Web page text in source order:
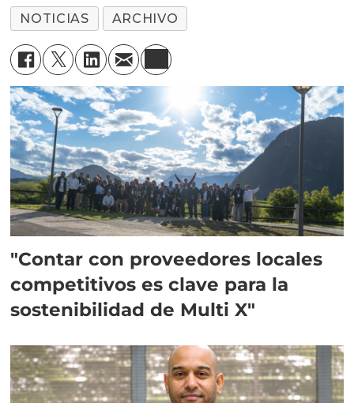
NOTICIAS ARCHIVO
"Contar con proveedores locales
competitivos es clave para la
sostenibilidad de Multi X"